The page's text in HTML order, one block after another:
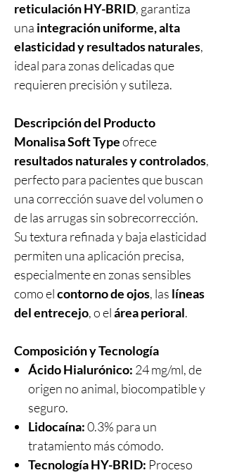
reticulación HY-BRID, garantiza
una integración uniforme, alta
elasticidad y resultados naturales,
ideal para zonas delicadas que
requieren precisión y sutileza.
Descripción del Producto
Monalisa Soft Typeofrece
resultados naturales y controlados,
perfecto para pacientes que buscan
una corrección suave del volumen o
de las arrugas sin sobrecorrección.
Su textura refinada y baja elasticidad
permiten una aplicación precisa,
especialmente en zonas sensibles
como elcontorno de ojos, las líneas
del entrecejo, o elárea perioral.
Composición y Tecnología
Ácido Hialurónico: 24 mg/ml, de
origen no animal, biocompatible y
seguro.
Lidocaína:0.3% para un
tratamiento más cómodo.
Tecnología HY-BRID: Proceso